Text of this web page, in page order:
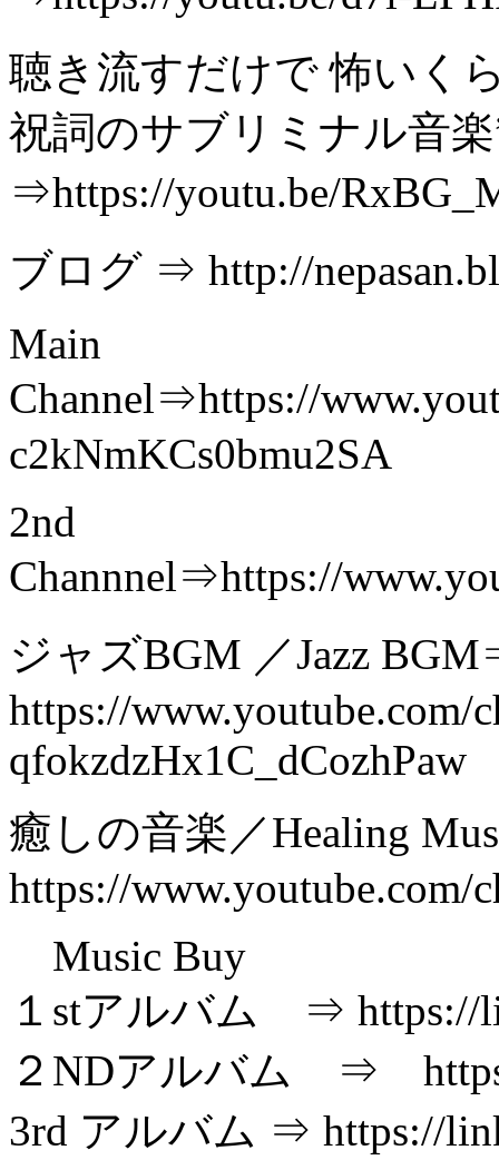
聴き流すだけで 怖いく
祝詞のサブリミナル音
⇒https://youtu.be/
ブログ ⇒ http://
Main
Channel⇒https://
c2kNmKCs0bmu2SA
2nd
Channnel⇒https://
ジャズBGM ／Jazz
https://www.youtube.com/
qfokzdzHx1C_dCozhPaw
癒しの音楽／Healing
https://www.youtube.com/
Music Buy
１stアルバム ⇒ https://
２NDアルバム ⇒
3rd アルバム ⇒ https://